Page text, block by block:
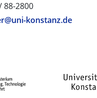
88-2800
konstanz.de